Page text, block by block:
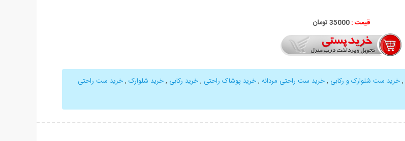
قیمت :35000 تومان
,خرید ست شلوارک و رکابی ,خرید ست راحتی مردانه ,خرید پوشاک راحتی ,خرید رکابی ,خرید شلوارک ,خرید ست راحتی